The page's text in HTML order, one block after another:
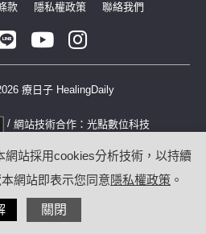
款 隱私權政策 聯絡我們
療日子 HealingDaily
/ 網站技術合作： 光點數位科技
站採用cookies分析技術，以持續
網站即表示您同意隱私權政策 。
關閉